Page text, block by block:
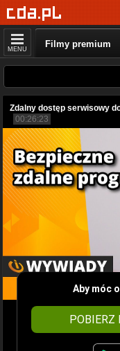
MENU Filmy premium
Zdalny dostęp serwisowy
00:26:23
Aby móc
POBIERZ